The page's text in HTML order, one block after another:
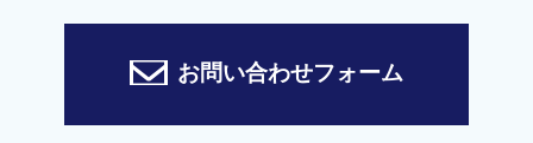
お問い合わせフォーム